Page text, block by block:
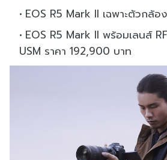
EOS R5 Mark II เฉพาะตัวกล้อ
EOS R5 Mark II พร้อมเลนส์
USM ราคา 192,900 บาท